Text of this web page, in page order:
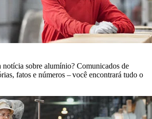
notícia sobre alumínio? Comunicados de
fatos e números – você encontrará tudo o